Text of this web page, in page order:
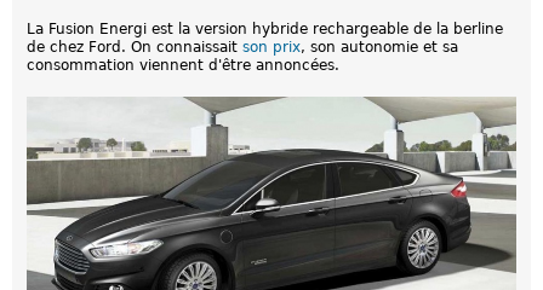
d
e
r
c
r
h
e
La Fusion Energi est la version hybride rechargeable de la berline
de chez Ford. On connaissait son prix, son autonomie et sa
consommation viennent d'être annoncées.